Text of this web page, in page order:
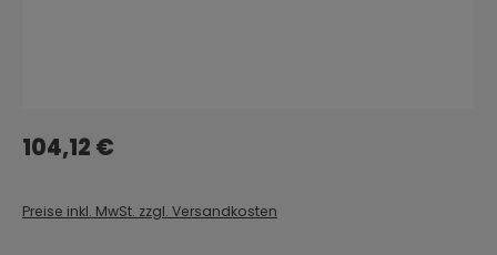
Regulärer Preis:
104,12 €
Preise inkl. MwSt. zzgl. Versandkosten